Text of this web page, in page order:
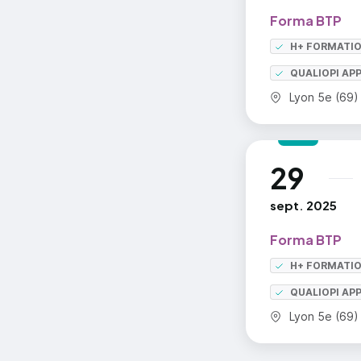
Forma BTP
H+
QUALIOPI
Commune :
Lyon 5e (69)
29
sept. 2025
au
Forma BTP
H+
QUALIOPI
Commune :
Lyon 5e (69)